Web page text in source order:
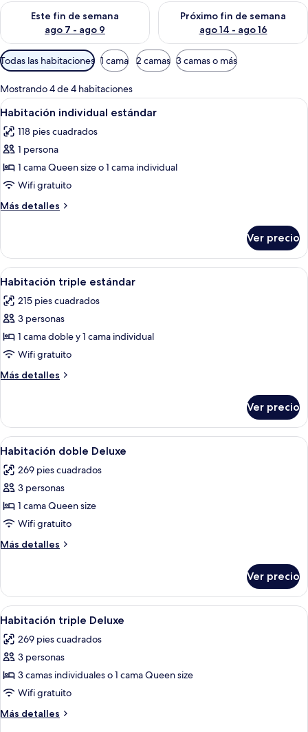
Este fin de semana
ago 7 - ago 9
Consulta la disponibilidad para este fin de semana ago 7 -
Próximo fin de semana
ago 14 - ago 16
Consulta la disponibilidad
Filtros
disponibles
para
las
habitaciones
Todas las habitaciones 1 cama 2 camas 3 camas o más
Mostrando 4 de 4 habitaciones
Abrir
todas
las
fotos
de
Habitación
individual
estándar
Un dormitorio con cama, mesita de
4
Habitación individual estándar
118 pies cuadrados
1 persona
1 cama Queen size o 1 cama individual
Wifi gratuito
Más detalles
Más
individual
estándar
Ver precio
Abrir
todas
las
fotos
de
Habitación
triple
estándar
Un dormitorio con cama, armario,
4
Habitación triple estándar
215 pies cuadrados
3 personas
1 cama doble y 1 cama individual
Wifi gratuito
Más detalles
Más
triple
estándar
Ver precio
Abrir
todas
las
fotos
de
Habitación
doble
Deluxe
Un dormitorio con cabecera
4
Habitación doble Deluxe
269 pies cuadrados
3 personas
1 cama Queen size
Wifi gratuito
Más detalles
Más
doble
Deluxe
Ver precio
Abrir
todas
las
fotos
de
Habitación
triple
Deluxe
Una habitación de hotel con una
5
Habitación triple Deluxe
269 pies cuadrados
3 personas
3 camas individuales o 1 cama Queen size
Wifi gratuito
Más detalles
Más